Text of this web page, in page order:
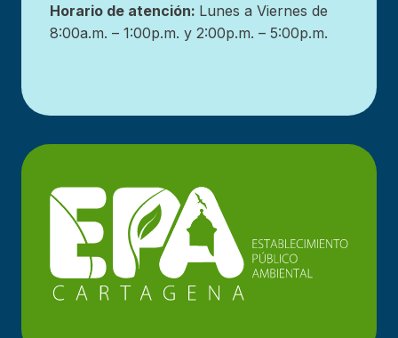
Horario de atención: Lunes a Viernes de
8:00a.m. – 1:00p.m. y 2:00p.m. – 5:00p.m.